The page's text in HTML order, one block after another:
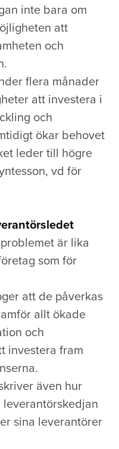
inte bara om
att
och
flera månader
att investera i
och
ökar behovet
leder till högre
vd för
är lika
som för
att de påverkas
allt ökade
och
investera fram
även hur
sina leverantörer